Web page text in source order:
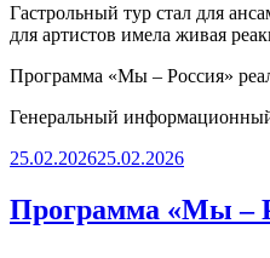
Гастрольный тур стал для
для артистов имела живая
Программа «Мы – Россия»
Генеральный
Опубликовано
25.02.202625.02.2026
Программа «Мы –